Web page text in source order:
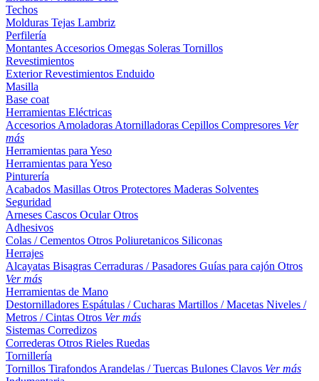
Techos
Molduras Tejas Lambriz
Perfilería
Montantes Accesorios Omegas Soleras Tornillos
Revestimientos
ExteriorRevestimientos Enduido
Masilla
Base coat
Herramientas Eléctricas
Accesorios Amoladoras Atornilladoras Cepillos Compresores Ver
más
Herramientas para Yeso
Herramientas para Yeso
Pinturería
Acabados Masillas Otros Protectores Maderas Solventes
Seguridad
Arneses Cascos OcularOtros
Adhesivos
Colas / Cementos Otros Poliuretanicos Siliconas
Herrajes
Alcayatas Bisagras Cerraduras / Pasadores Guías para cajón Otros
Ver más
Herramientas de Mano
Destornilladores Espátulas / Cucharas Martillos / Macetas Niveles /
Metros / Cintas Otros Ver más
Sistemas Corredizos
Correderas Otros Rieles Ruedas
Tornillería
Tornillos Tirafondos Arandelas / Tuercas Bulones Clavos Ver más